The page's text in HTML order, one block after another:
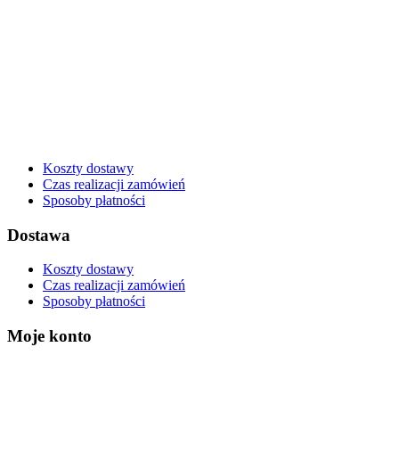
Koszty dostawy
Czas realizacji zamówień
Sposoby płatności
Dostawa
Koszty dostawy
Czas realizacji zamówień
Sposoby płatności
Moje konto